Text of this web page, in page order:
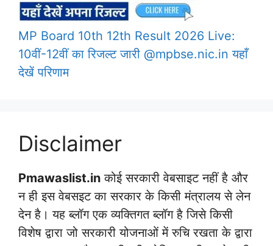
MP Board 10th 12th Result 2026 Live:
10वीं-12वीं का रिजल्ट जारी @mpbse.nic.in यहाँ
देखें परिणाम
Disclaimer
Pmawaslist.in कोई सरकारी वेबसाइट नहीं है और
न ही इस वेबसइट का सरकार के किसी मंत्रालय से लेन
देन है। यह ब्लॉग एक व्यक्तिगत ब्लॉग है जिसे किसी
विशेष द्वारा जो सरकारी योजनाओं में रुचि रखता के द्वारा